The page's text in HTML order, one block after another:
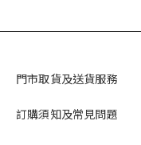
門市取貨及送貨服務
訂購須知及常見問題